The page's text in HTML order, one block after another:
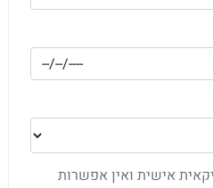
אישית ואין אפשרות